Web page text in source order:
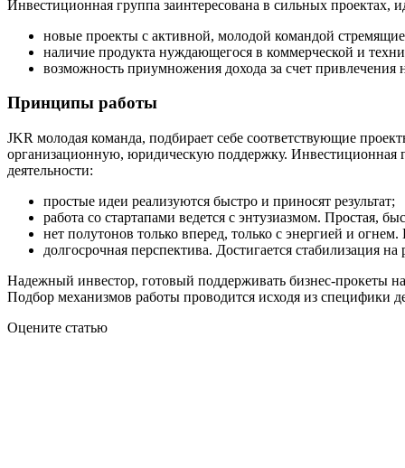
Инвестиционная группа заинтересована в сильных
новые проекты с активной, молодой командой
наличие продукта нуждающегося в коммерческой и
возможность приумножения дохода за счет
Принципы работы
JKR молодая команда, подбирает себе соответствующие
организационную, юридическую поддержку. Инвестиционная
деятельности:
простые идеи реализуются быстро и приносят результат;
работа со стартапами ведется с энтузиазмом. Простая,
нет полутонов только вперед, только с энергией и
долгосрочная перспектива. Достигается стабилизация
Надежный инвестор, готовый поддерживать бизнес-прокеты
Подбор механизмов работы проводится исходя из специфики
Оцените статью